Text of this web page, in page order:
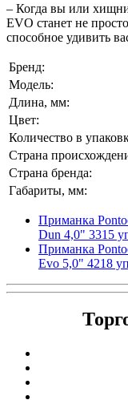
– Когда вы или
EVO станет не
способное удивить
Бренд:
Модель:
Длина, мм:
Цвет:
Количество в
Страна
Страна бренда:
Габариты, мм:
Приманка
Dun 4,0" 3315
Приманка
Evo 5,0" 4218